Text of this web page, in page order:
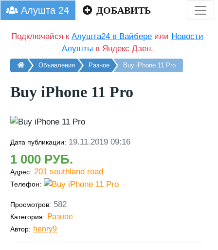
Алушта 24 ДОБАВИТЬ
Подключайся кАлушта24 в Вайбере или Новости
Алушты в Яндекс Дзен.
ГлавнаяОбъявления Разное Buy iPhone 11 Pro
Buy iPhone 11 Pro
Дата публикации: 19.11.2019 09:16
1 000
Адрес: 201 southland road
Телефон:
Просмотров: 582
Категория: Разное
Автор: henry9